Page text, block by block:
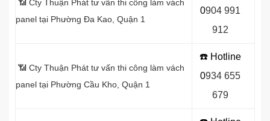
📶 Cty Thuận Phát tư vấn thi công làm vách
panel tại Phường Đa Kao, Quận 1
0904 991
912
📶 Cty Thuận Phát tư vấn thi công làm vách
panel tại Phường Cầu Kho, Quận 1
☎️ Hotline
0934 655
679